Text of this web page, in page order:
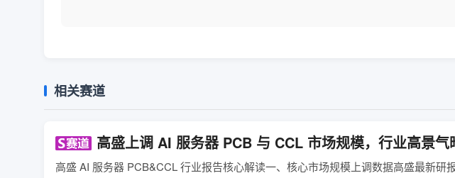
相关赛道
高盛上调 AI 服务器 PCB 与 CCL 市场规模，行业高景气
高盛 AI 服务器 PCB&CCL 行业报告核心解读一、核心市场规模上调数据高盛最新研